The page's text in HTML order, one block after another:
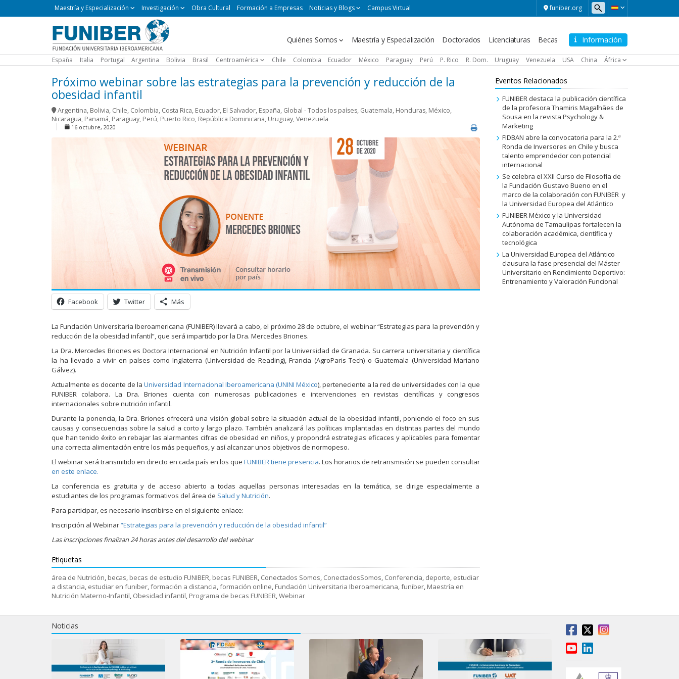
funiber.org
Maestría
Maestría y Especialización Investigación Obra Cultural Formación a Empresas Noticias y Blogs Campus Virtual
Información
Navegación
Quiénes Somos Maestría y Especialización Doctorados Licenciaturas Becas
España Italia Portugal Argentina Bolivia Brasil Centroamérica Chile Colombia Ecuador México Paraguay Perú P. Rico R. Dom. Uruguay Venezuela USA China África
Próximo webinar sobre las estrategias para la prevención y reducción de la
obesidad infantil
Argentina, Bolivia, Chile, Colombia, Costa Rica, Ecuador, El Salvador, España, Global - Todos los países, Guatemala, Honduras, México,
Nicaragua, Panamá, Paraguay, Perú, Puerto Rico, República Dominicana, Uruguay,Venezuela
16 octubre, 2020
Facebook Twitter Más
La Fundación Universitaria Iberoamericana (FUNIBER) llevará a cabo, el próximo 28 de octubre, el webinar “Estrategias para la prevención y
reducción de la obesidad infantil”, que será impartido por la Dra. Mercedes Briones.
La Dra. Mercedes Briones es Doctora Internacional en Nutrición Infantil por la Universidad de Granada. Su carrera universitaria y científica
la ha llevado a vivir en países como Inglaterra (Universidad de Reading), Francia (AgroParis Tech) o Guatemala (Universidad Mariano
Gálvez).
Actualmente es docente de laUniversidad Internacional Iberoamericana (UNINI México), perteneciente a la red de universidades con la que
FUNIBER colabora. La Dra. Briones cuenta con numerosas publicaciones e intervenciones en revistas científicas y congresos
internacionales sobre nutrición infantil.
Durante la ponencia, la Dra. Briones ofrecerá una visión global sobre la situación actual de la obesidad infantil, poniendo el foco en sus
causas y consecuencias sobre la salud a corto y largo plazo. También analizará las políticas implantadas en distintas partes del mundo
que han tenido éxito en rebajar las alarmantes cifras de obesidad en niños, y propondrá estrategias eficaces y aplicables para fomentar
una correcta alimentación entre los más pequeños, y así alcanzar unos objetivos de normopeso.
El webinar será transmitido en directo en cada país en los queFUNIBER tiene presencia. Los horarios de retransmisión se pueden consultar
en este enlace.
La conferencia es gratuita y de acceso abierto a todas aquellas personas interesadas en la temática, se dirige especialmente a
estudiantes de los programas formativos del área de Salud y Nutrición.
Para participar, es necesario inscribirse en el siguiente enlace:
Inscripción al Webinar“Estrategias para la prevención y reducción de la obesidad infantil”
Las inscripciones finalizan 24 horas antes del desarrollo del webinar
Etiquetas
área de Nutrición becas becas de estudio FUNIBER becas FUNIBER Conectados Somos ConectadosSomos Conferencia deporte estudiar
a distancia estudiar en funiber formación a distancia formación online Fundación Universitaria Iberoamericana funiber Maestría en
Nutrición Materno-Infantil Obesidad infantil Programa de becas FUNIBER Webinar
Eventos Relacionados
FUNIBER destaca la publicación científica
de la profesora Thamiris Magalhães de
Sousa en la revista Psychology &
Marketing
FIDBAN abre la convocatoria para la 2.ª
Ronda de Inversores en Chile y busca
talento emprendedor con potencial
internacional
Se celebra el XXII Curso de Filosofía de
la Fundación Gustavo Bueno en el
marco de la colaboración con FUNIBER y
la Universidad Europea del Atlántico
FUNIBER México y la Universidad
Autónoma de Tamaulipas fortalecen la
colaboración académica, científica y
tecnológica
La Universidad Europea del Atlántico
clausura la fase presencial del Máster
Universitario en Rendimiento Deportivo:
Entrenamiento y Valoración Funcional
Noticias